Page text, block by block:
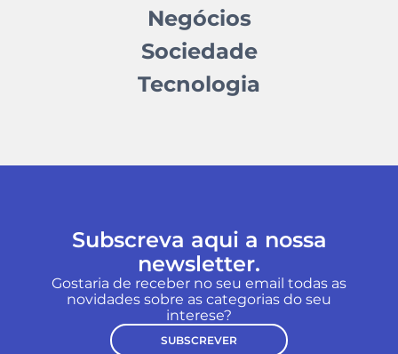
Negócios
Sociedade
Tecnologia
Subscreva aqui a nossa
newsletter.
Gostaria de receber no seu email todas as
novidades sobre as categorias do seu
interese?
SUBSCREVER